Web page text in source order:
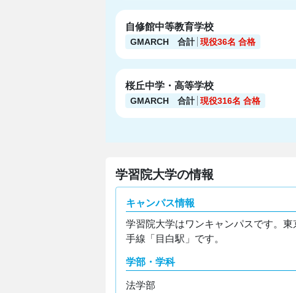
自修館中等教育学校
GMARCH 合計 現役36名 合格
桜丘中学・高等学校
GMARCH 合計 現役316名 合格
学習院大学の情報
キャンパス情報
学習院大学はワンキャンパスです。
手線「目白駅」です。
学部・学科
法学部